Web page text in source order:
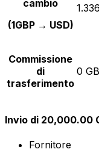
cambio
(1GBP → USD)
Commissione
di
trasferimento
0
Invio di 20,000.00
Fornitore